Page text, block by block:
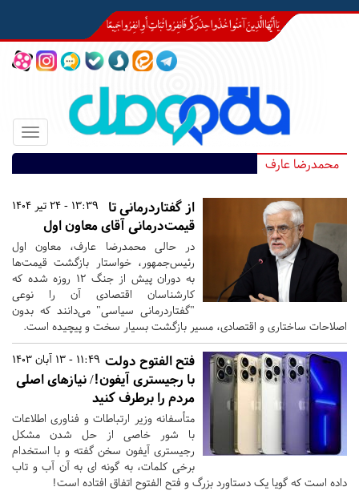
Toggle
محمدرضا عارف
13:39 - 24 تیر 1404
از گفتاردرمانی تا
قیمت‌درمانی آقای معاون اول
در حالی محمدرضا عارف، معاون اول
رئیس‌جمهور، خواستار بازگشت قیمت‌ها
به دوران پیش از جنگ ۱۲ روزه شده که
کارشناسان اقتصادی آن را نوعی
"گفتاردرمانی سیاسی" می‌دانند که بدون
اصلاحات ساختاری و اقتصادی، مسیر بازگشت بسیار سخت و پیچیده است.
11:49 - 13 آبان 1403 فتح الفتوح دولت
با رجیستری آیفون!/ نیازهای اصلی
مردم را برطرف کنید
متأسفانه وزیر ارتباطات و فناوری اطلاعات
با شور خاصی از حل شدن مشکل
رجیستری آیفون سخن گفته و با استخدام
برخی کلمات، به گونه ای به آن آب و تاب
داده است که گویا یک دستاورد بزرگ و فتح الفتوح اتفاق افتاده است!